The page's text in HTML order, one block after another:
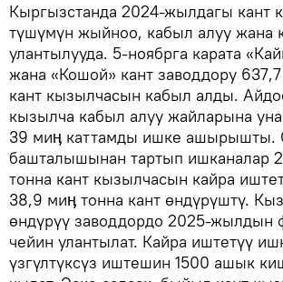
Кыргызстанда 2024-жылдагы кант
түшүмүн жыйноо, кабыл алуу жана
улантылууда. 5-ноябрга карата
жана «Кошой» кант заводдору
кант кызылчасын кабыл алды.
кызылча кабыл алуу жайларына
39 миӊ каттамды ишке ашырышты.
башталышынан тартып ишканалар
тонна кант кызылчасын кайра
38,9 миӊ тонна кант өндүрүштү.
өндүрүү заводдордо 2025-жылдын
чейин улантылат. Кайра иштетүү
үзгүлтүксүз иштешин 1500 ашык